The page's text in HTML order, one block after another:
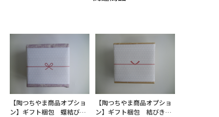
【陶つちやま商品オプショ
ン】ギフト梱包 蝶結び熨
【陶つちやま商品オプショ
ン】ギフト梱包 結びきり